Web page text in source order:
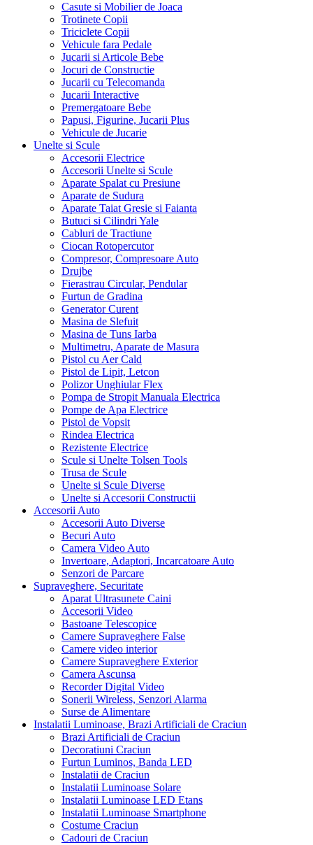
Casute si Mobilier de Joaca
Trotinete Copii
Triciclete Copii
Vehicule fara Pedale
Jucarii si Articole Bebe
Jocuri de Constructie
Jucarii cu Telecomanda
Jucarii Interactive
Premergatoare Bebe
Papusi, Figurine, Jucarii Plus
Vehicule de Jucarie
Unelte si Scule
Accesorii Electrice
Accesorii Unelte si Scule
Aparate Spalat cu Presiune
Aparate de Sudura
Aparate Taiat Gresie si Faianta
Butuci si Cilindri Yale
Cabluri de Tractiune
Ciocan Rotopercutor
Compresor, Compresoare Auto
Drujbe
Fierastrau Circular, Pendular
Furtun de Gradina
Generator Curent
Masina de Slefuit
Masina de Tuns Iarba
Multimetru, Aparate de Masura
Pistol cu Aer Cald
Pistol de Lipit, Letcon
Polizor Unghiular Flex
Pompa de Stropit Manuala Electrica
Pompe de Apa Electrice
Pistol de Vopsit
Rindea Electrica
Rezistente Electrice
Scule si Unelte Tolsen Tools
Trusa de Scule
Unelte si Scule Diverse
Unelte si Accesorii Constructii
Accesorii Auto
Accesorii Auto Diverse
Becuri Auto
Camera Video Auto
Invertoare, Adaptori, Incarcatoare Auto
Senzori de Parcare
Supraveghere, Securitate
Aparat Ultrasunete Caini
Accesorii Video
Bastoane Telescopice
Camere Supraveghere False
Camere video interior
Camere Supraveghere Exterior
Camera Ascunsa
Recorder Digital Video
Sonerii Wireless, Senzori Alarma
Surse de Alimentare
Instalatii Luminoase, Brazi Artificiali de Craciun
Brazi Artificiali de Craciun
Decoratiuni Craciun
Furtun Luminos, Banda LED
Instalatii de Craciun
Instalatii Luminoase Solare
Instalatii Luminoase LED Etans
Instalatii Luminoase Smartphone
Costume Craciun
Cadouri de Craciun